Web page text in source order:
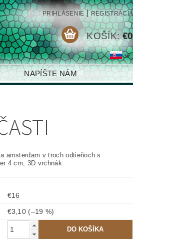
PRIHLÁSENIE | REGISTRÁCIA
KOŠÍK: €0
NAPÍŠTE NÁM
amsterdam v troch odtieňoch s
4 cm, 3D vrchnák
€16
€3,10 (–19 %)